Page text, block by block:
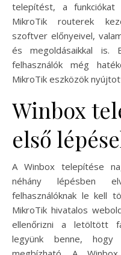
telepítést, a
MikroTik routerek
szoftver előnyeivel,
és megoldásaikkal is.
felhasználók még
MikroTik eszközök
Winbox
első
A Winbox telepítése
néhány lépésben
felhasználóknak le kell
MikroTik hivatalos
ellenőrizni a letöltött
legyünk benne,